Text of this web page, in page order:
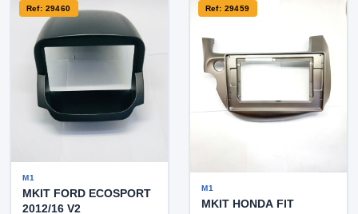
Ref: 29460
M1
MKIT FORD ECOSPORT
2012/16 V2
Ref: 29459
M1
MKIT HONDA FIT